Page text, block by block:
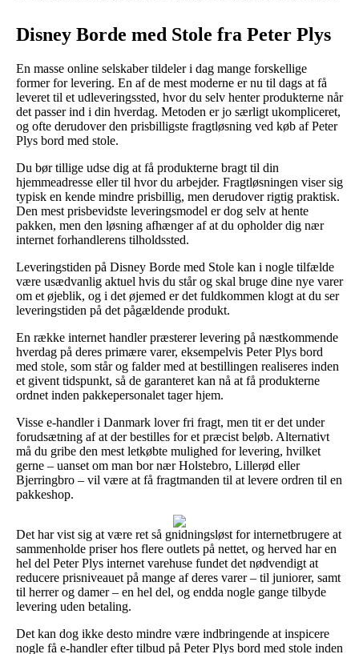
Disney Borde med Stole fra Peter Plys
En masse online selskaber tildeler i dag mange forskellige
former for levering. En af de mest moderne er nu til dags at få
leveret til et udleveringssted, hvor du selv henter produkterne når
det passer ind i din hverdag. Metoden er jo særligt ukompliceret,
og ofte derudover den prisbilligste fragtløsning ved køb af Peter
Plys bord med stole.
Du bør tillige udse dig at få produkterne bragt til din
hjemmeadresse eller til hvor du arbejder. Fragtløsningen viser sig
typisk en kende mindre prisbillig, men derudover rigtig praktisk.
Den mest prisbevidste leveringsmodel er dog selv at hente
pakken, men den løsning afhænger af at du opholder dig nær
internet forhandlerens tilholdssted.
Leveringstiden på Disney Borde med Stole kan i nogle tilfælde
være usædvanlig aktuel hvis du står og skal bruge dine nye varer
om et øjeblik, og i det øjemed er det fuldkommen klogt at du ser
leveringstiden på det pågældende produkt.
En række internet handler præsterer levering på næstkommende
hverdag på deres primære varer, eksempelvis Peter Plys bord
med stole, som står og falder med at bestillingen realiseres inden
et givent tidspunkt, så de garanteret kan nå at få produkterne
ordnet inden pakkepersonalet tager hjem.
Visse e-handler i Danmark lover fri fragt, men tit er det under
forudsætning af at der bestilles for et præcist beløb. Alternativt
må du gribe den mest letkøbte mulighed for levering, hvilket
gerne – uanset om man bor nær Holstebro, Lillerød eller
Bjerringbro – vil være at få fragtmanden til at levere ordren til en
pakkeshop.
Det har vist sig at være ret så gnidningsløst for internetbrugere at
sammenholde priser hos flere outlets på nettet, og herved har en
hel del Peter Plys internet varehuse fundet det nødvendigt at
reducere prisniveauet på mange af deres varer – til juniorer, samt
til herrer og damer – en hel del, og endda nogle gange tilbyde
levering uden betaling.
Det kan dog ikke desto mindre være indbringende at inspicere
nogle få e-handler efter tilbud på Peter Plys bord med stole inden